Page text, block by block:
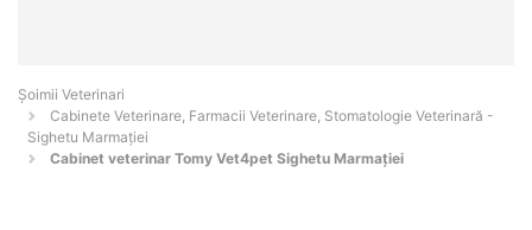
Șoimii Veterinari
Cabinete Veterinare, Farmacii Veterinare, Stomatologie Veterinară -
Sighetu Marmaţiei
Cabinet veterinar Tomy Vet4pet Sighetu Marmației